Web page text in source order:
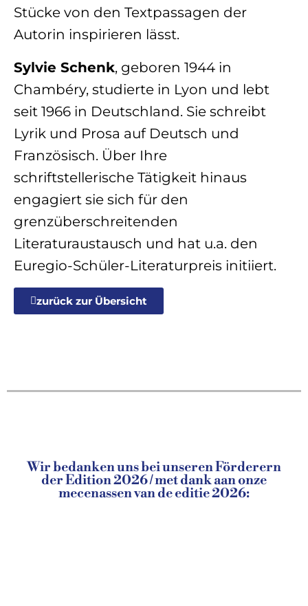
Stücke von den Textpassagen der
Autorin inspirieren lässt.
Sylvie Schenk, geboren 1944 in
Chambéry, studierte in Lyon und lebt
seit 1966 in Deutschland. Sie schreibt
Lyrik und Prosa auf Deutsch und
Französisch. Über Ihre
schriftstellerische Tätigkeit hinaus
engagiert sie sich für den
grenzüberschreitenden
Literaturaustausch und hat u.a. den
Euregio-Schüler-Literaturpreis initiiert.
zurück zur Übersicht
Wir bedanken uns bei unseren Förderern
der Edition 2026 / met dank aan onze
mecenassen van de editie 2026: